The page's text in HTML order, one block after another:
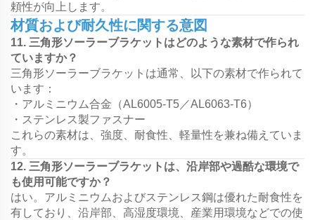
頼性が向上します。
材質および耐久性に関する意図
11. 三角形ソーラーブラケットはどのような素材で作られ
ていますか？
三角形ソーラーブラケットは通常、以下の素材で作られて
います：
・アルミニウム合金（AL6005-T5／AL6063-T6）
・ステンレス製ファスナー
これらの素材は、強度、耐食性、軽量性を兼ね備えていま
す。
12. 三角形ソーラーブラケットは、沿岸部や過酷な環境で
も使用可能ですか？
はい。アルミニウムおよびステンレス鋼は優れた耐食性を
有しており、沿岸部、高湿度環境、産業用環境などでの使